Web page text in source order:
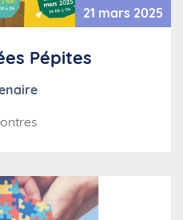
21 mars 2025
Pépites